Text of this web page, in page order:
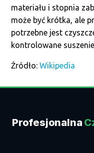
materiału i stopnia
może być krótka, ale
potrzebne jest
kontrolowane
Źródło:Wikipedia
Profesjonalna